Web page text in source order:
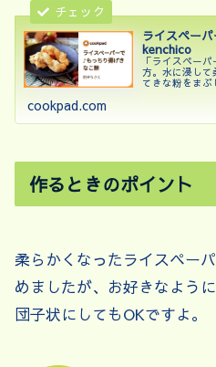
ライスペー
kenchico
「ライスペー
方。水に浸し
てきな粉をま
り、のび～♪最
cookpad.com
作るときのポイント
柔らかくなったライスペー
めましたが、お好きなよう
団子状にしてもOKですよ。